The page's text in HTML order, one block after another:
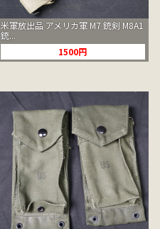
米軍放出品 アメリカ軍 M7 銃剣 M8A1
銃...
1500円